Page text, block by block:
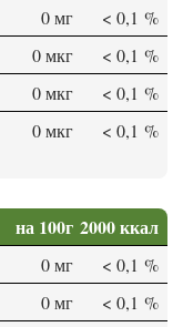
0 мг
< 0,1 %
0 мкг
< 0,1 %
0 мкг
< 0,1 %
0 мкг < 0,1 %
на 100г 2000 ккал
0 мг
< 0,1 %
0 мг
< 0,1 %